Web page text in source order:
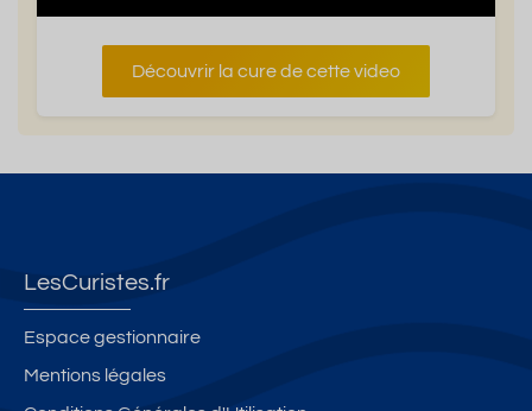
Découvrir la cure de cette video
LesCuristes.fr
Espace gestionnaire
Mentions légales